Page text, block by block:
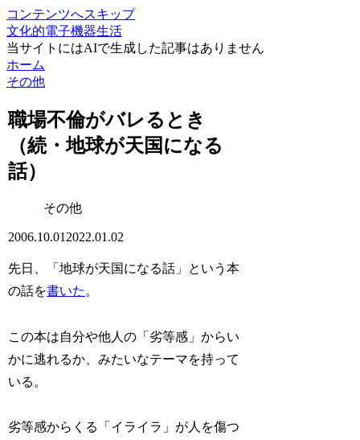
コンテンツへスキップ
文化的電子機器生活
当サイトにはAIで生成した記事はありません
ホーム
その他
職場不倫がバレるとき
（続・地球が天国になる
話）
その他
2006.10.01 2022.01.02
先日、「地球が天国になる話」という本
の話を書いた 。
この本は自分や他人の「劣等感」からい
かに逃れるか、みたいなテーマを持って
いる。
劣等感からくる「イライラ」が人を傷つ